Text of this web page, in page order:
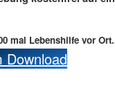
mal Lebenshilfe vor Ort.
Download